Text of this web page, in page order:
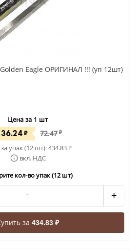
Eagle ОРИГИНАЛ !!! (уп 12шт)
Цена за 1 шт
36.24₽ 72.47 ₽
упак (12 шт):434.83₽
вкл. НДС
кол-во упак (12 шт)
+
за 434.83 ₽